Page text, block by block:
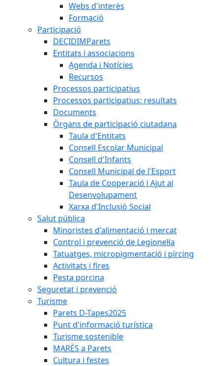
Webs d'interès
Formació
Participació
DECIDIMParets
Entitats i associacions
Agenda i Notícies
Recursos
Processos participatius
Processos participatius: resultats
Documents
Òrgans de participació ciutadana
Taula d'Entitats
Consell Escolar Municipal
Consell d'Infants
Consell Municipal de l'Esport
Taula de Cooperació i Ajut al
Desenvolupament
Xarxa d'Inclusió Social
Salut pública
Minoristes d'alimentació i mercat
Control i prevenció de Legionel·la
Tatuatges, micropigmentació i pírcing
Activitats i fires
Pesta porcina
Seguretat i prevenció
Turisme
Parets D-Tapes2025
Punt d'informació turística
Turisme sostenible
MARÈS a Parets
Cultura i festes